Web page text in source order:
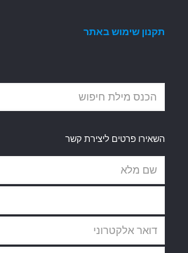
תקנון שימוש באתר
השאירו פרטים ליצירת קשר